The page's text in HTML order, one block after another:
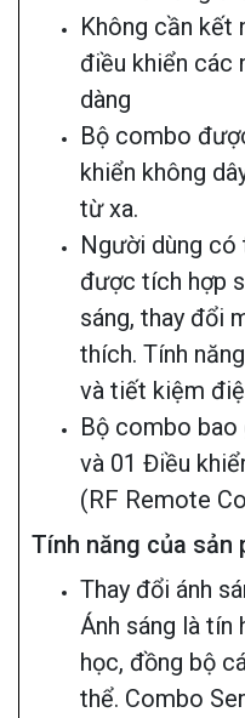
Không cần kết
điều khiển các
dàng
Bộ combo
khiển không
từ xa.
Người dùng có
được tích hợp
sáng, thay đổi
thích. Tính
và tiết kiệm
Bộ combo
và 01 Điều
(RF Remote
Tính năng của sản
Thay đổi ánh
Ánh sáng là tín
học, đồng bộ
thể. Combo